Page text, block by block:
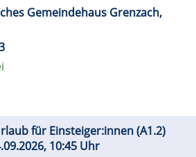
Gemeindehaus Grenzach,
für Einsteiger:innen (A1.2)
10:45 Uhr